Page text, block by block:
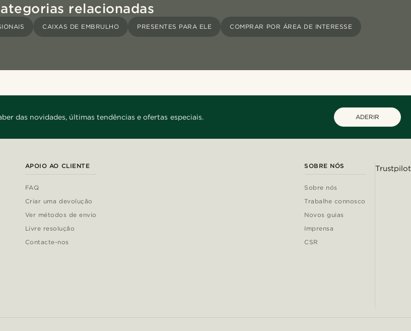
relacionadas
CAIXAS DE EMBRULHO PRESENTES PARA ELE COMPRAR POR ÁREA DE INTERESSE
das novidades, últimas tendências e ofertas especiais. ADERIR
APOIO AO CLIENTE
FAQ
Criar uma devolução
Ver métodos de envio
Livre resolução
Contacte-nos
SOBRE NÓS
Sobre nós
Trabalhe connosco
Novos guias
Imprensa
CSR
Trustpilot